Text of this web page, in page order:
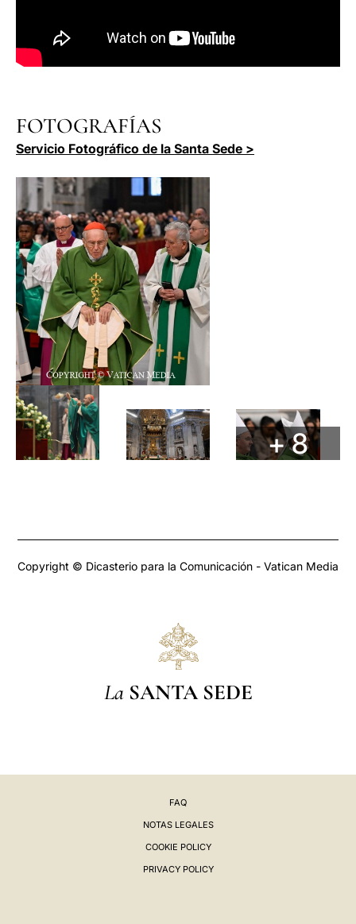
FOTOGRAFÍAS
Servicio Fotográfico de la Santa Sede >
+ 8
Copyright © Dicasterio para la Comunicación - Vatican Media
La SANTA SEDE
FAQ
NOTAS LEGALES
COOKIE POLICY
PRIVACY POLICY